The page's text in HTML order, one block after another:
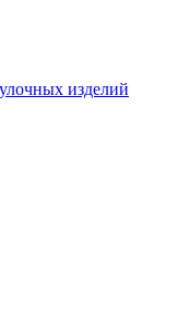
изделий